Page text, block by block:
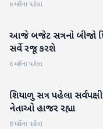
6 મહિના પહેલા
રાષ્ટ્રીય
આજે બજેટ સત્રનો બીજો
સર્વે રજૂ કરશે
6 મહિના પહેલા
રાષ્ટ્રીય
શિયાળુ સત્ર પહેલા
નેતાઓ હાજર રહ્યા
8 મહિના પહેલા